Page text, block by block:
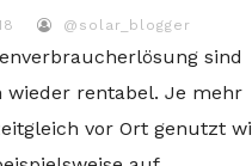
@solar_blogger
sind
wieder rentabel. Je mehr
vor Ort genutzt